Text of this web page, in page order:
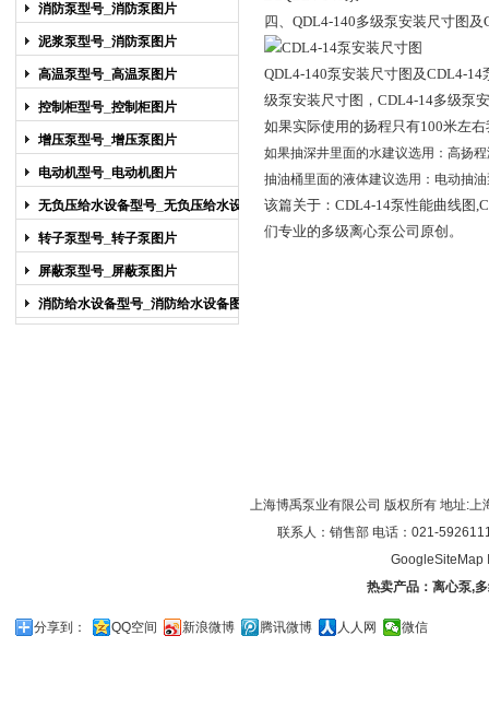
消防泵型号_消防泵图片
泥浆泵型号_消防泵图片
高温泵型号_高温泵图片
控制柜型号_控制柜图片
增压泵型号_增压泵图片
电动机型号_电动机图片
无负压给水设备型号_无负压给水设备
图片
转子泵型号_转子泵图片
屏蔽泵型号_屏蔽泵图片
消防给水设备型号_消防给水设备图片
四、QDL4-140多级泵安装尺寸图
QDL4-140泵安装尺寸图及CDL4-14
级泵安装尺寸图，CDL4-14多级泵
如果实际使用的扬程只有100米左
如果抽深井里面的水建议选用： 高扬
抽油桶里面的液体建议选用： 电动抽
该篇关于： CDL4-14泵性能曲线图,
们专业的多级离心泵公司原创。
上海博禹泵业有限公司 版权所有 地址:
联系人：销售部 电话：021-
GoogleSiteMap
热卖产品： 离心泵,
分享到： QQ空间 新浪微博 腾讯微博 人人网 微信